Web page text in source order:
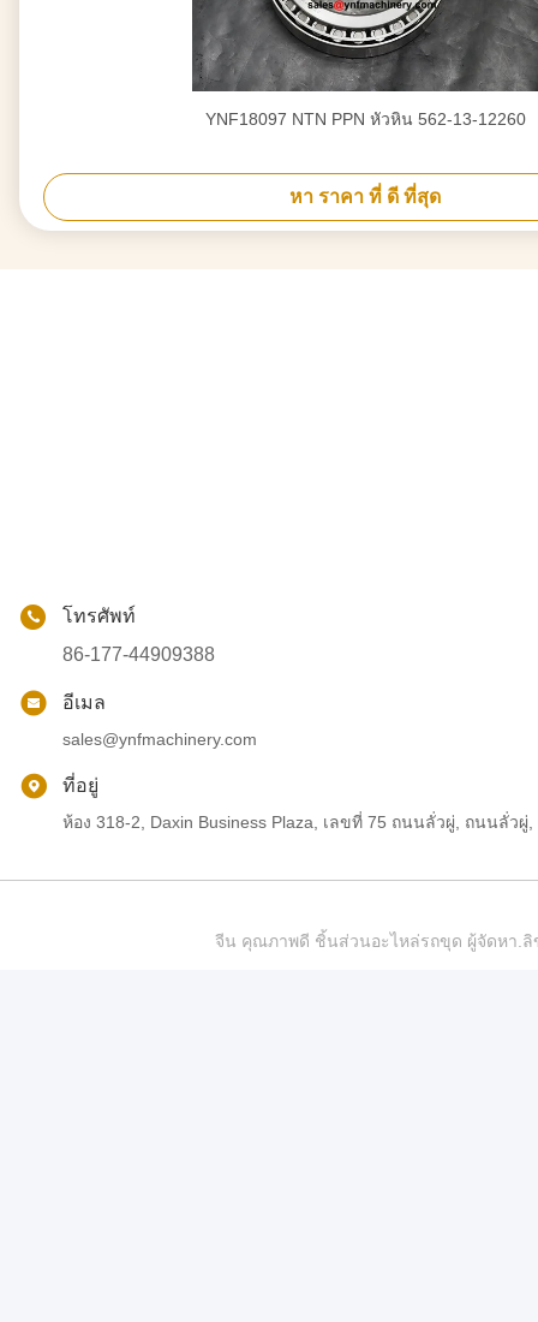
YNF18097 NTN PPN หัวหิน 562-13-12260
หา ราคา ที่ ดี ที่สุด
โทรศัพท์
86-177-44909388
อีเมล
sales@ynfmachinery.com
ที่อยู่
ห้อง 318-2, Daxin Business Plaza, เลขที่ 75 ถนนลั่วผู่, ถนนลั่ว
จีน คุณภาพดี ชิ้นส่วนอะไหล่รถขุด ผู้จัดหา.ลิข